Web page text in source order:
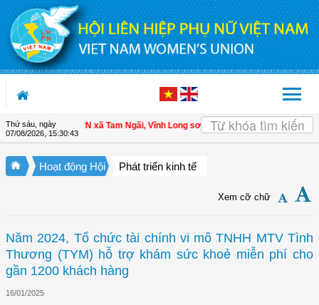
Truy cập nội dung luôn
Thứ sáu, ngày
07/08/2026, 15:30:44
viên | Hội LHPN xã Tam Ngãi, Vĩnh Long sơ kết công tác Hội và phong trào
Hoạt động Hội Phát triển kinh tế
Xem cỡ chữ
Năm 2024, Tổ chức tài chính vi mô TNHH MTV Tình
Thương (TYM) hỗ trợ khám sức khoẻ miễn phí cho
gần 1200 khách hàng
16/01/2025